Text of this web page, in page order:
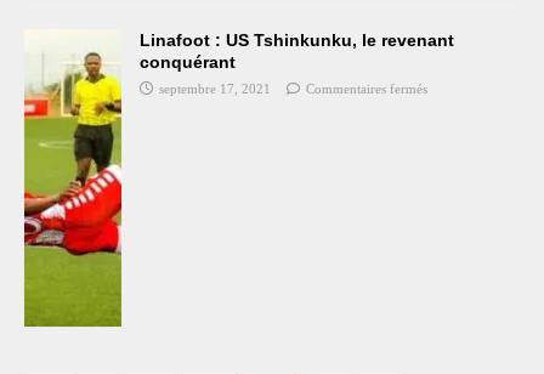
Linafoot : US Tshinkunku, le revenant
conquérant
septembre 17, 2021 Commentaires fermés